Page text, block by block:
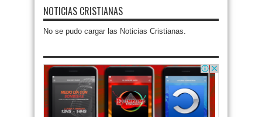
NOTICIAS CRISTIANAS
No se pudo cargar las Noticias Cristianas.